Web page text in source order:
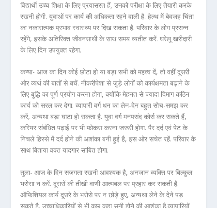
विद्यार्थी उच्च शिक्षा के लिए प्रयासरत हैं, उनको परीक्षा के लिए तैयारी करके
रखनी होगी. युवाओं पर कार्य की अधिकता रहने वाली है. हेल्थ में बेवजह चिंता
का नकारात्मक प्रभाव स्वास्थ्य पर दिख सकता है. परिवार के लोग प्रसन्न
रहेंगे, इसके अतिरिक्त जीवनसाथी के साथ समय व्यतीत करें. घरेलू खरीदारी
के लिए दिन उपयुक्त रहेगा.
कन्या- आज का दिन कोई छोटा हो या बड़ा सभी को महत्व दें, तो वहीं दूसरी
ओर व्यर्थ की बातों से बचें. नौकरीपेशा से जुड़े लोगों को कार्यक्षमता बढ़ाने के
लिए बुद्धि का पूर्ण प्रयोग करना होगा, क्योंकि मेहनत से ज्यादा दिमाग कठिन
कार्य को सरल कर देगा. व्यापारी वर्ग धन का लेन-देन बहुत सोच-समझ कर
करें, अन्यथा बड़ा घाटा हो सकता है. युवा वर्ग मनपसंद कोर्स कर सकते हैं,
करियर संबंधित पढ़ाई पर भी फोकस करना जरूरी होगा. पैर दर्द एवं पेट के
निचले हिस्से में दर्द होने की आशंका बनी हुई है, इस ओर सचेत रहें. परिवार के
साथ बिताया वक्त यादगार साबित होगा.
तुला- आज के दिन सजगता रखनी आवश्यक है, अनजान व्यक्ति पर बिल्कुल
भरोसा न करें. दूसरों की तीखी वाणी आत्मबल पर प्रहार कर सकती है.
ऑफिशियल कार्य दूसरे के भरोसे पर न छोड़े हुए, अन्यथा लेने के देने पड़
सकते है. उच्चाधिकारियों से भी कुछ कहा सुनी होने की आशंका है.व्यापारियों